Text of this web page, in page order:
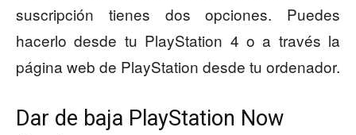
suscripción tienes dos opciones. Puedes
hacerlo desde tu PlayStation 4 o a través la
página web de PlayStation desde tu ordenador.
Dar de baja PlayStation Now